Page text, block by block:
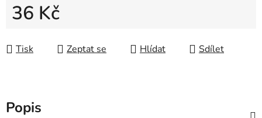
36 Kč
Tisk
Zeptat se Hlídat Sdílet
Popis